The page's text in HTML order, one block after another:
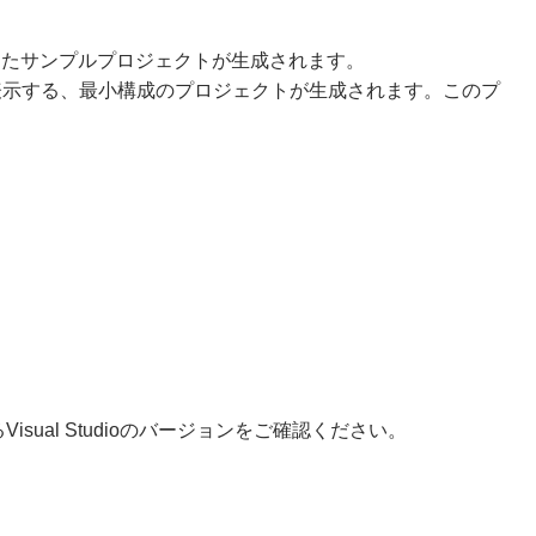
サンプルプロジェクトが生成されます。
する、最小構成のプロジェクトが生成されます。このプ
Studioのバージョンをご確認ください。